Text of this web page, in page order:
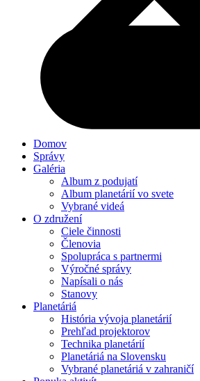
Domov
Správy
Galéria
Album z podujatí
Album planetárií vo svete
Vybrané videá
O združení
Ciele činnosti
Členovia
Spolupráca s partnermi
Výročné správy
Napísali o nás
Stanovy
Planetáriá
História vývoja planetárií
Prehľad projektorov
Technika planetárií
Planetáriá na Slovensku
Vybrané planetáriá v zahraničí